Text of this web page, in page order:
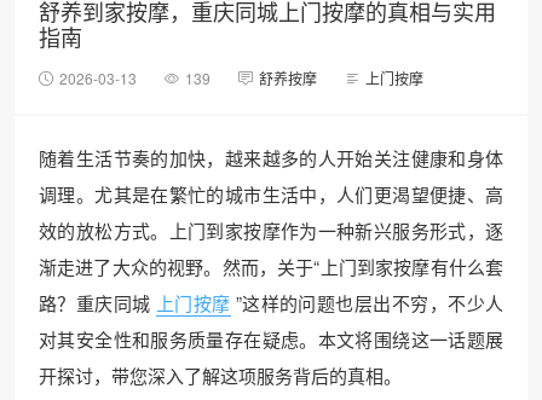
舒养到家按摩，重庆同城上门按摩的真相与实用
指南
2026-03-13 139 舒养按摩 上门按摩
随着生活节奏的加快，越来越多的人开始关注健康和身体
调理。尤其是在繁忙的城市生活中，人们更渴望便捷、高
效的放松方式。上门到家按摩作为一种新兴服务形式，逐
渐走进了大众的视野。然而，关于“上门到家按摩有什么套
路？重庆同城 上门按摩 ”这样的问题也层出不穷，不少人
对其安全性和服务质量存在疑虑。本文将围绕这一话题展
开探讨，带您深入了解这项服务背后的真相。